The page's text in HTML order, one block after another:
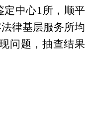
定中心1所，顺平
律基层服务所均
问题，抽查结果